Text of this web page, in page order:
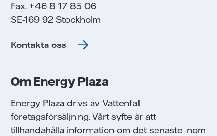
Fax. +46 8 17 85 06
SE-169 92 Stockholm
Kontakta oss
Om Energy Plaza
Energy Plaza drivs av Vattenfall
företagsförsäljning. Vårt syfte är att
tillhandahålla information om det senaste inom